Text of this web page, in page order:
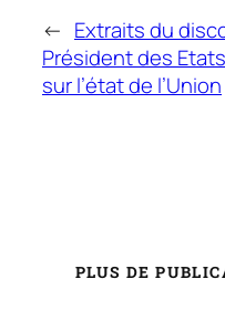
← Extraits du
Président des
sur l’état de l’Union
PLUS DE